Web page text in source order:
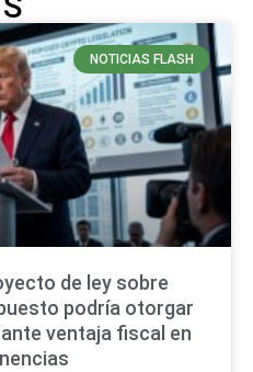
NOTICIAS FLASH
de ley sobre
podría otorgar
ventaja fiscal en